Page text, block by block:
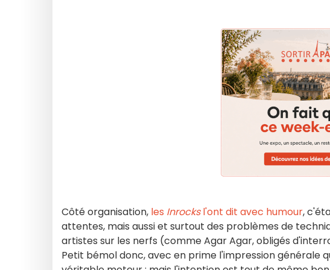
Côté organisation, les Inrocksl'ont dit avec humour,
attentes, mais aussi et surtout des problèmes de
artistes sur les nerfs (comme Agar Agar, obligés
Petit bémol donc, avec en prime l'impression générale